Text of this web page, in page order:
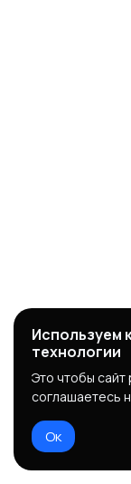
Используем
технологии
Это чтобы сайт
соглашаетесь
Ок